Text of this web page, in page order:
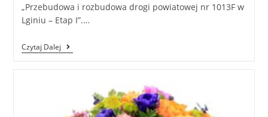
„Przebudowa i rozbudowa drogi powiatowej nr 1013F w
Lginiu – Etap I”.…
Czytaj Dalej